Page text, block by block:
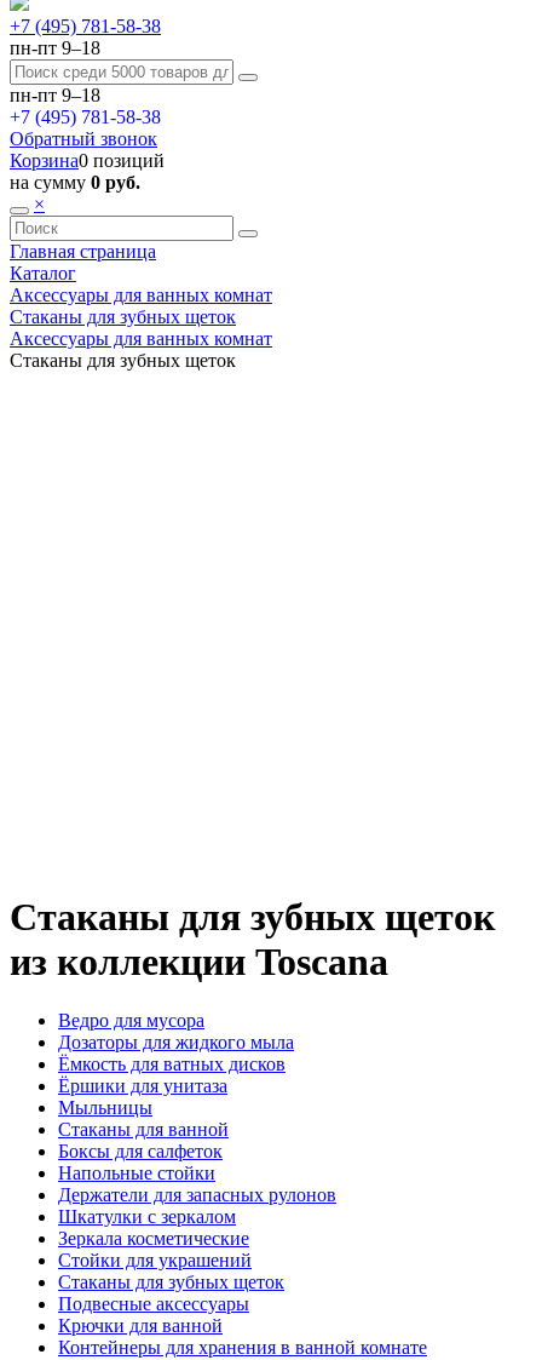
+7 (495) 781-58-38
пн-пт 9–18
пн-пт 9–18
+7 (495) 781-58-38
Обратный звонок
Корзина0 позиций
на сумму 0 руб.
×
Главная страница
Каталог
Аксессуары для ванных комнат
Стаканы для зубных щеток
Аксессуары для ванных комнат
Стаканы для зубных щеток
Стаканы для зубных щеток
из коллекции Toscana
Ведро для мусора
Дозаторы для жидкого мыла
Ёмкость для ватных дисков
Ёршики для унитаза
Мыльницы
Стаканы для ванной
Боксы для салфеток
Напольные стойки
Держатели для запасных рулонов
Шкатулки с зеркалом
Зеркала косметические
Стойки для украшений
Стаканы для зубных щеток
Подвесные аксессуары
Крючки для ванной
Контейнеры для хранения в ванной комнате